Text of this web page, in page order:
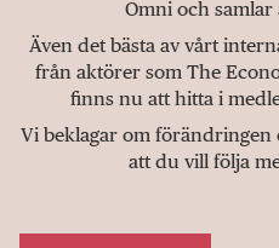
Omni och
Även det bästa av vårt
från aktörer som The
finns nu att hitta i
Vi beklagar om förändringen
att du vill följa